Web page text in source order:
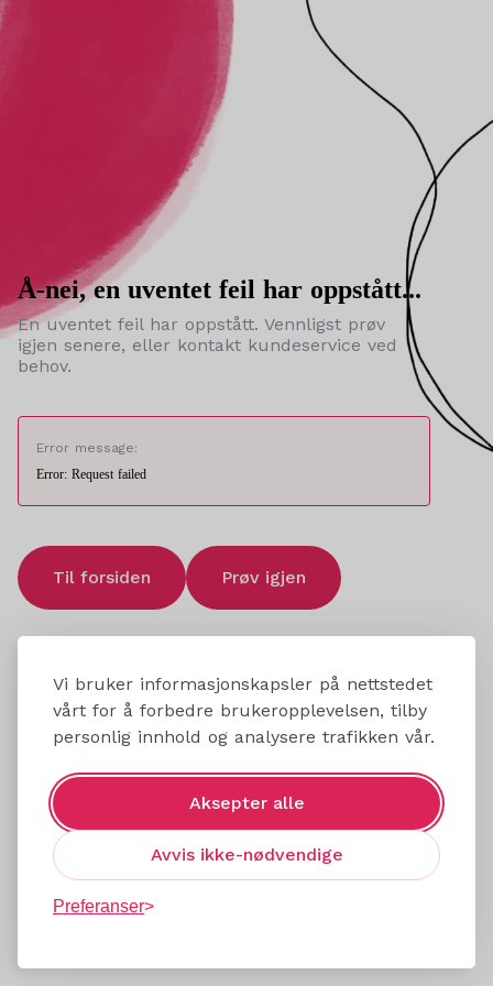
Vi bruker informasjonskapsler på nettstedet
vårt for å forbedre brukeropplevelsen, tilby
personlig innhold og analysere trafikken vår.
Aksepter alle
Avvis ikke-nødvendige
Preferanser
Å-nei, en uventet feil har oppstått...
En uventet feil har oppstått. Vennligst prøv
igjen senere, eller kontakt kundeservice ved
behov.
Error message:
Error: Request failed
Til forsiden Prøv igjen